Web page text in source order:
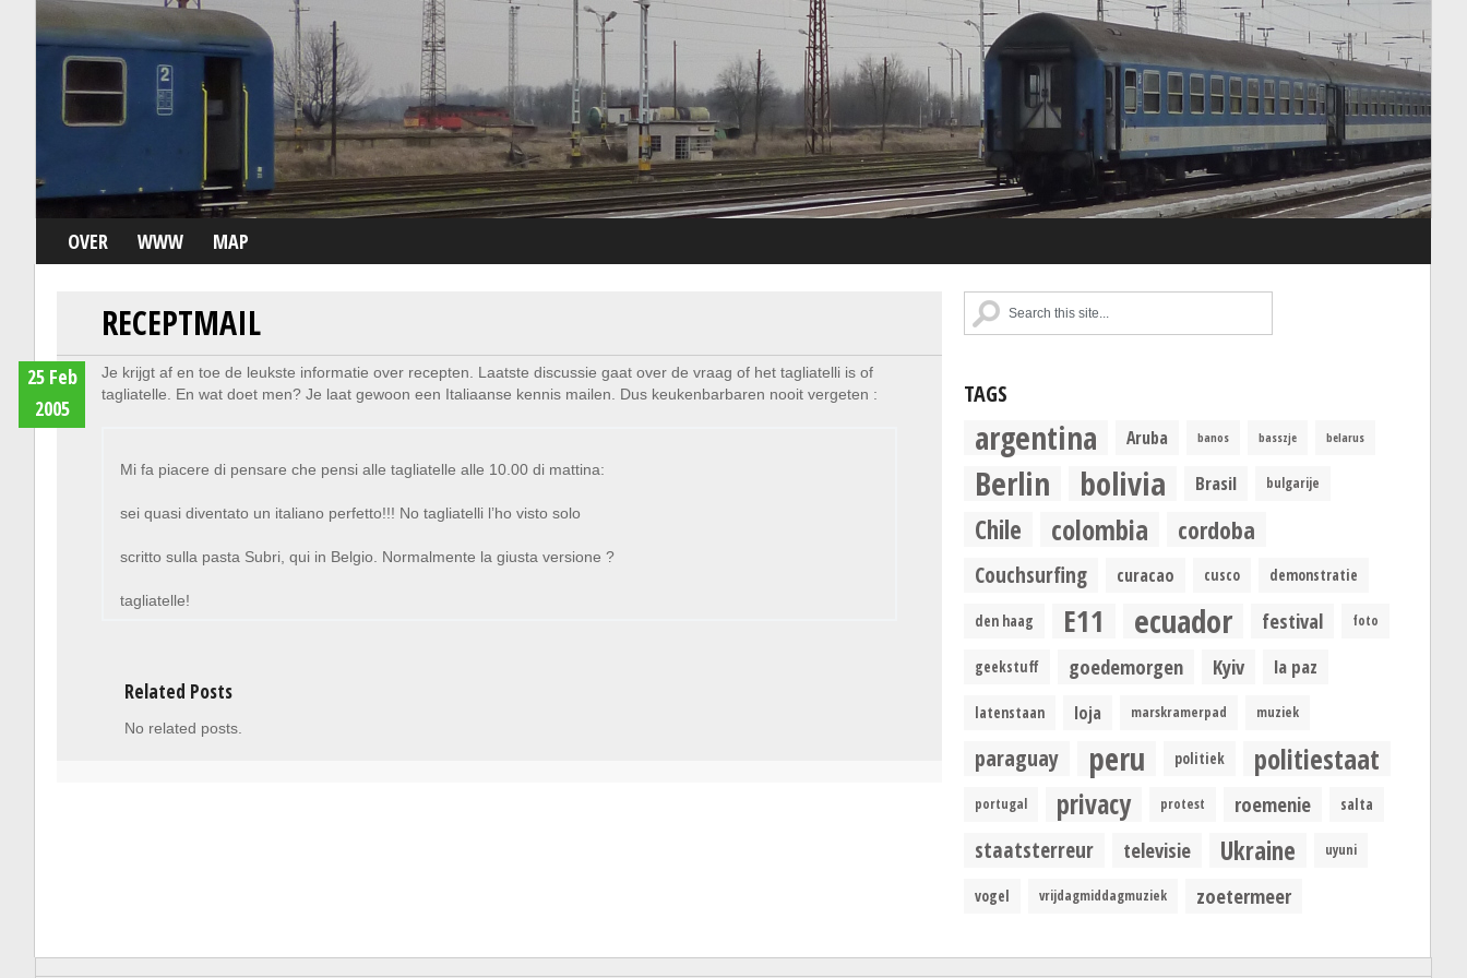
OVER WWW MAP
RECEPTMAIL
25 Feb
2005
Je krijgt af en toe de leukste informatie over recepten. Laatste discussie gaat over de vraag of het tagliatelli is of
tagliatelle. En wat doet men? Je laat gewoon een Italiaanse kennis mailen. Dus keukenbarbaren nooit vergeten :
Mi fa piacere di pensare che pensi alle tagliatelle alle 10.00 di mattina:
sei quasi diventato un italiano perfetto!!! No tagliatelli l’ho visto solo
scritto sulla pasta Subri, qui in Belgio. Normalmente la giusta versione ?
tagliatelle!
Related Posts
No related posts.
TAGS
argentina Aruba banos basszje belarus
Berlin bolivia Brasil bulgarije
Chile colombia cordoba
Couchsurfing curacao cusco demonstratie
den haag E11 ecuador festival foto
geekstuff goedemorgen Kyiv la paz
latenstaan loja marskramerpad muziek
paraguay peru politiek politiestaat
portugal privacy protest roemenie salta
staatsterreur televisie Ukraine uyuni
vogel vrijdagmiddagmuziek zoetermeer